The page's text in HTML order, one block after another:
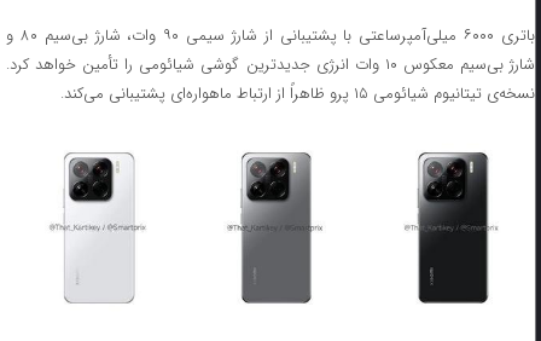
باتری ۶۰۰۰ میلی‌آمپرساعتی با پشتیبانی از شارژ سیمی ۹۰ وات، شارژ بی‌سیم ۸۰ و
شارژ بی‌سیم معکوس ۱۰ وات انرژی جدیدترین گوشی شیائومی را تأمین خواهد کرد.
نسخه‌ی تیتانیوم شیائومی ۱۵ پرو ظاهراً از ارتباط ماهواره‌ای پشتیبانی می‌کند.